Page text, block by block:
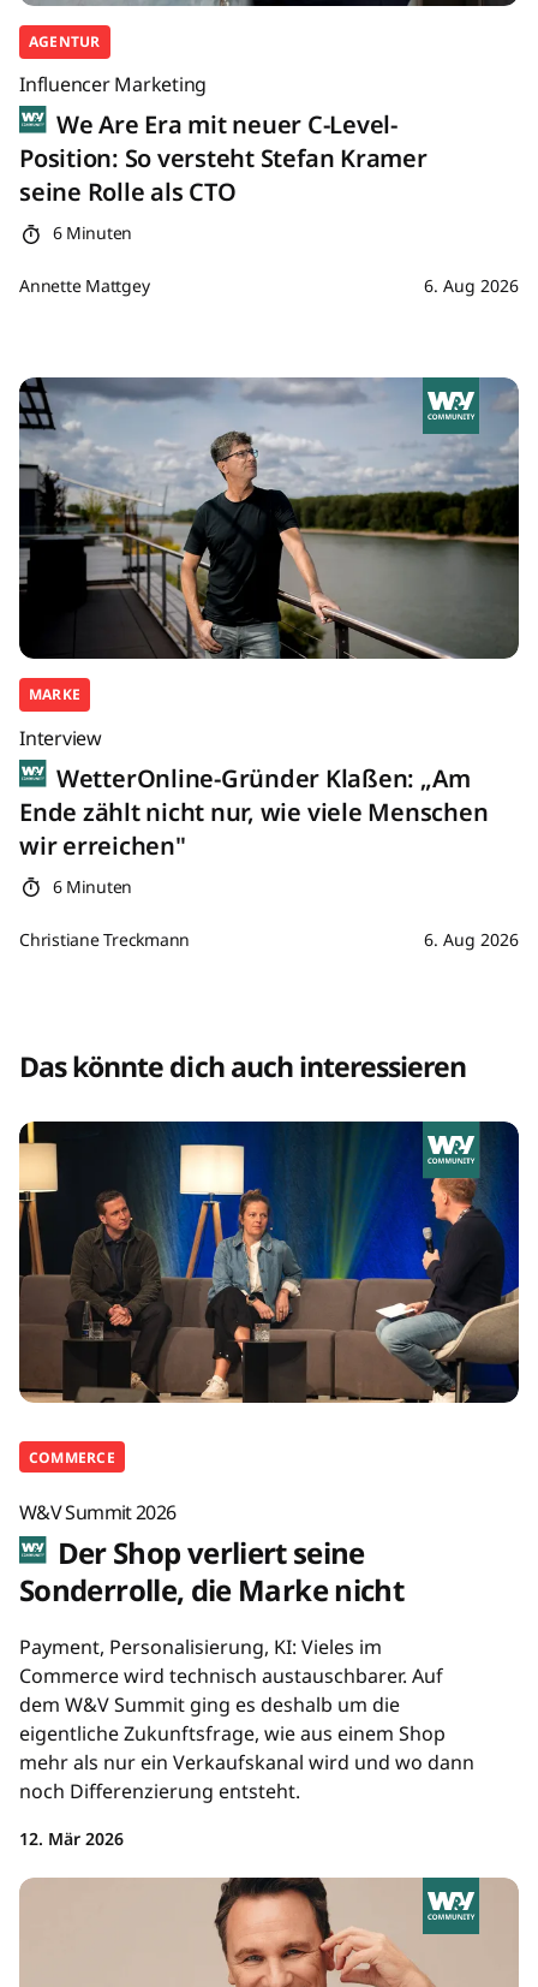
AGENTUR
Influencer Marketing
We Are Era mit neuer C-Level-
Position: So versteht Stefan Kramer
seine Rolle als CTO
6 Minuten
Annette Mattgey 6. Aug 2026
MARKE
Interview
WetterOnline-Gründer Klaßen: „Am
Ende zählt nicht nur, wie viele Menschen
wir erreichen"
6 Minuten
Christiane Treckmann 6. Aug 2026
Das könnte dich auch interessieren
COMMERCE
W&V Summit 2026
Der Shop verliert seine
Sonderrolle, die Marke nicht
Payment, Personalisierung, KI: Vieles im
Commerce wird technisch austauschbarer. Auf
dem W&V Summit ging es deshalb um die
eigentliche Zukunftsfrage, wie aus einem Shop
mehr als nur ein Verkaufskanal wird und wo dann
noch Differenzierung entsteht.
12. Mär 2026